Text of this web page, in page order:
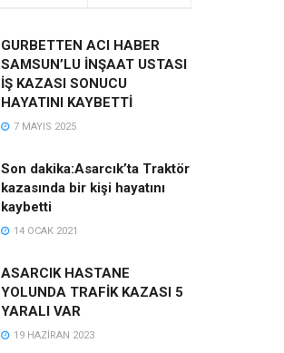
GURBETTEN ACI HABER
SAMSUN’LU İNŞAAT USTASI
İŞ KAZASI SONUCU
HAYATINI KAYBETTİ
7 MAYIS 2025
Son dakika:Asarcık’ta Traktör
kazasında bir kişi hayatını
kaybetti
14 OCAK 2021
ASARCIK HASTANE
YOLUNDA TRAFİK KAZASI 5
YARALI VAR
19 HAZIRAN 2023